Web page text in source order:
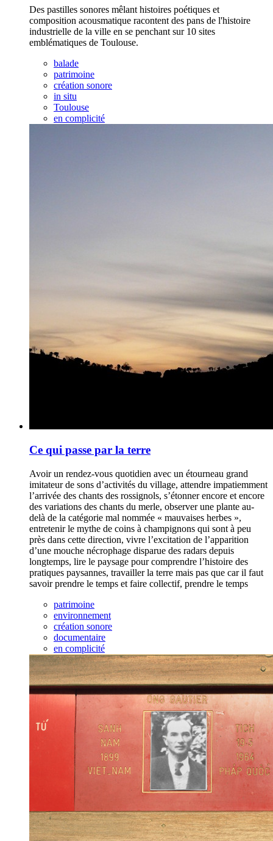
Des pastilles sonores mêlant histoires poétiques et
composition acousmatique racontent des pans de l'histoire
industrielle de la ville en se penchant sur 10 sites
emblématiques de Toulouse.
balade
patrimoine
création sonore
in situ
Toulouse
en complicité
Ce qui passe par la terre
Avoir un rendez-vous quotidien avec un étourneau grand
imitateur de sons d’activités du village, attendre impatiemment
l’arrivée des chants des rossignols, s’étonner encore et encore
des variations des chants du merle, observer une plante au-
delà de la catégorie mal nommée « mauvaises herbes »,
entretenir le mythe de coins à champignons qui sont à peu
près dans cette direction, vivre l’excitation de l’apparition
d’une mouche nécrophage disparue des radars depuis
longtemps, lire le paysage pour comprendre l’histoire des
pratiques paysannes, travailler la terre mais pas que car il faut
savoir prendre le temps et faire collectif, prendre le temps
patrimoine
environnement
création sonore
documentaire
en complicité